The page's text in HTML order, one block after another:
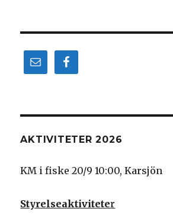
AKTIVITETER 2026
KM i fiske 20/9 10:00, Karsjön
Styrelseaktiviteter